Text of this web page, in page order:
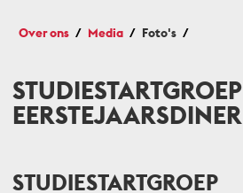
Over ons Media Foto's
STUDIESTARTGROEP
EERSTEJAARSDINER
STUDIESTARTGROEP